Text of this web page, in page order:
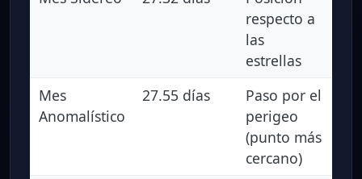
respecto a
las
estrellas
Mes
Anomalístico
27.55 días
Paso por el
perigeo
(punto más
cercano)